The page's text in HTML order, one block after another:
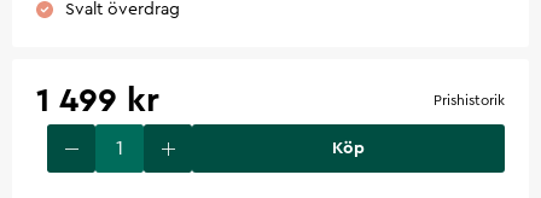
Svalt överdrag
1 499 kr Prishistorik
Köp